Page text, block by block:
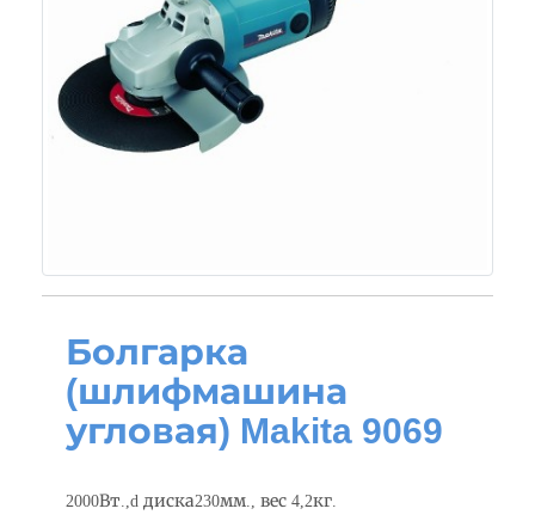
Болгарка
(шлифмашина
угловая) Makita 9069
2000Вт.,d диска230мм., вес 4,2кг.